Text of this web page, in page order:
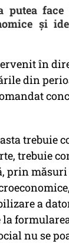
putea
și
în
din
trebuie
trebuie
prin măsuri
a
la
nu se